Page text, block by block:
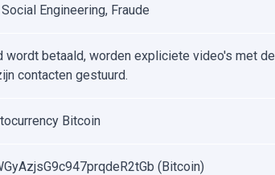
Engineering, Fraude
wordt betaald, worden expliciete video's met de
contacten gestuurd.
Bitcoin
(Bitcoin)